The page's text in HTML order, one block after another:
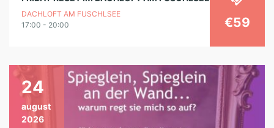
DACHLOFT AM FUSCHLSEE
17:00 - 20:00
€59
24
august
2026